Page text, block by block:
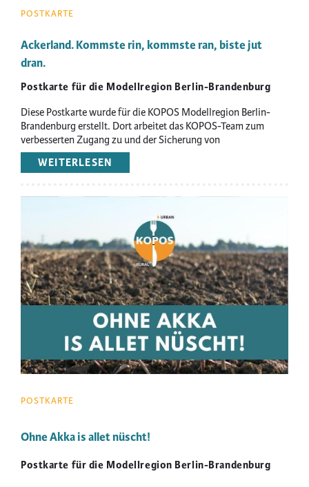
POSTKARTE
Ackerland. Kommste rin, kommste ran, biste jut
dran.
Postkarte für die Modellregion Berlin-Brandenburg
Diese Postkarte wurde für die KOPOS Modellregion Berlin-
Brandenburg erstellt. Dort arbeitet das KOPOS-Team zum
verbesserten Zugang zu und der Sicherung von
landwirtschaftlichen Flächen.
WEITERLESEN
ACKERLAND.
RIN,
KOMMSTE
RAN,
BISTE
JUT
DRAN.
Image
POSTKARTE
Ohne Akka is allet nüscht!
Postkarte für die Modellregion Berlin-Brandenburg